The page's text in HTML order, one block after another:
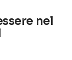
nel